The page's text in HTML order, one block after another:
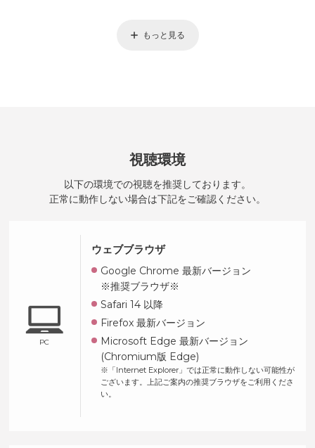
もっと見る
視聴環境
以下の環境での視聴を推奨しております。
正常に動作しない場合は下記をご確認ください。
PC
ウェブブラウザ
Google Chrome 最新バージョン
※推奨ブラウザ※
Safari 14 以降
Firefox 最新バージョン
Microsoft Edge 最新バージョン
(Chromium版 Edge)
※「Internet Explorer」では正常に動作しない可能性が
ございます。 上記ご案内の推奨ブラウザをご利用くださ
い。